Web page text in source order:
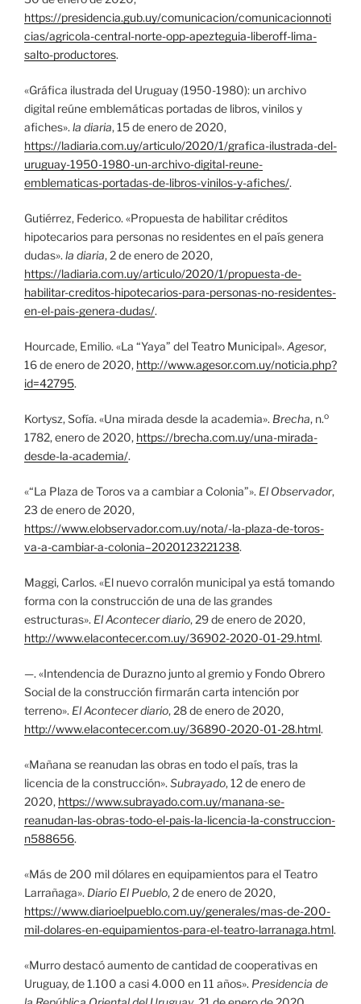
https://presidencia.gub.uy/comunicacion/comunicacionnoti
cias/agricola-central-norte-opp-apezteguia-liberoff-lima-
salto-productores.
«Gráfica ilustrada del Uruguay (1950-1980): un archivo
digital reúne emblemáticas portadas de libros, vinilos y
afiches». la diaria, 15 de enero de 2020,
https://ladiaria.com.uy/articulo/2020/1/grafica-ilustrada-del-
uruguay-1950-1980-un-archivo-digital-reune-
emblematicas-portadas-de-libros-vinilos-y-afiches/.
Gutiérrez, Federico. «Propuesta de habilitar créditos
hipotecarios para personas no residentes en el país genera
dudas». la diaria, 2 de enero de 2020,
https://ladiaria.com.uy/articulo/2020/1/propuesta-de-
habilitar-creditos-hipotecarios-para-personas-no-residentes-
en-el-pais-genera-dudas/.
Hourcade, Emilio. «La “Yaya” del Teatro Municipal». Agesor,
16 de enero de 2020, http://www.agesor.com.uy/noticia.php?
id=42795.
Kortysz, Sofía. «Una mirada desde la academia». Brecha, n.o
1782, enero de 2020, https://brecha.com.uy/una-mirada-
desde-la-academia/.
«“La Plaza de Toros va a cambiar a Colonia”». El Observador,
23 de enero de 2020,
https://www.elobservador.com.uy/nota/-la-plaza-de-toros-
va-a-cambiar-a-colonia–2020123221238.
Maggi, Carlos. «El nuevo corralón municipal ya está tomando
forma con la construcción de una de las grandes
estructuras». El Acontecer diario, 29 de enero de 2020,
http://www.elacontecer.com.uy/36902-2020-01-29.html.
—. «Intendencia de Durazno junto al gremio y Fondo Obrero
Social de la construcción firmarán carta intención por
terreno». El Acontecer diario, 28 de enero de 2020,
http://www.elacontecer.com.uy/36890-2020-01-28.html.
«Mañana se reanudan las obras en todo el país, tras la
licencia de la construcción». Subrayado, 12 de enero de
2020, https://www.subrayado.com.uy/manana-se-
reanudan-las-obras-todo-el-pais-la-licencia-la-construccion-
n588656.
«Más de 200 mil dólares en equipamientos para el Teatro
Larrañaga». Diario El Pueblo, 2 de enero de 2020,
https://www.diarioelpueblo.com.uy/generales/mas-de-200-
mil-dolares-en-equipamientos-para-el-teatro-larranaga.html.
«Murro destacó aumento de cantidad de cooperativas en
Uruguay, de 1.100 a casi 4.000 en 11 años». Presidencia de